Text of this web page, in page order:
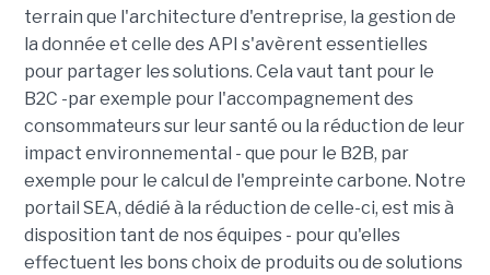
terrain que l'architecture d'entreprise, la gestion de
la donnée et celle des API s'avèrent essentielles
pour partager les solutions. Cela vaut tant pour le
B2C -par exemple pour l'accompagnement des
consommateurs sur leur santé ou la réduction de leur
impact environnemental - que pour le B2B, par
exemple pour le calcul de l'empreinte carbone. Notre
portail SEA, dédié à la réduction de celle-ci, est mis à
disposition tant de nos équipes - pour qu'elles
effectuent les bons choix de produits ou de solutions